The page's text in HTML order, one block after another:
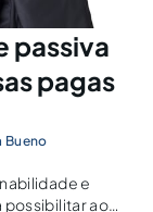
passiva
pagas
Bueno
e
possibilitar ao